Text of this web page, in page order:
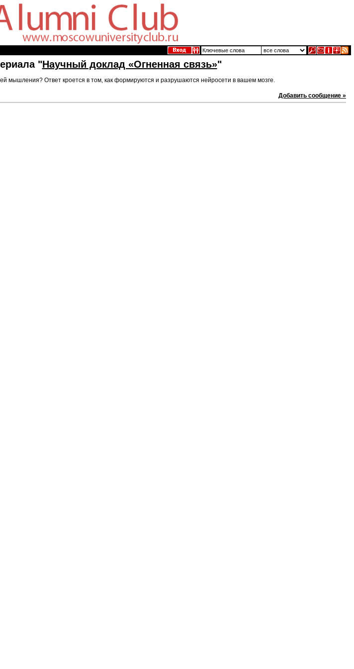
"Научный доклад «Огненная связь»"
мышления? Ответ кроется в том, как формируются и разрушаются нейросети в вашем мозге.
Добавить сообщение »